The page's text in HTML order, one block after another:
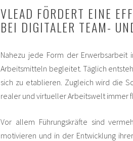
VLEAD FÖRDERT EINE
BEI DIGITALER TEAM-
Nahezu jede Form der Erwerbsarbeit
Arbeitsmitteln begleitet. Täglich
sich zu etablieren. Zugleich wird die
realer und virtueller Arbeitswelt immer
Vor allem Führungskräfte sind
motivieren und in der Entwicklung